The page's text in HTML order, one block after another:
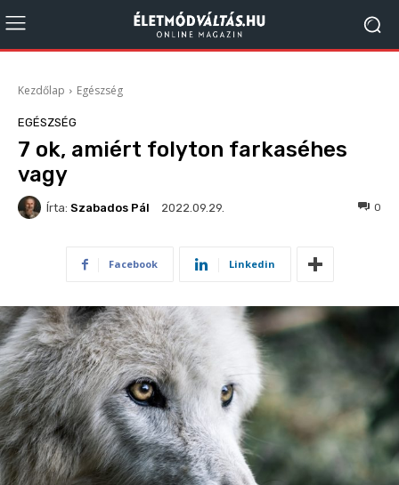
Kezdőlap Egészség
EGÉSZSÉG
7 ok, amiért folyton farkaséhes
vagy
Írta: Szabados Pál 2022.09.29. 0
Facebook Linkedin